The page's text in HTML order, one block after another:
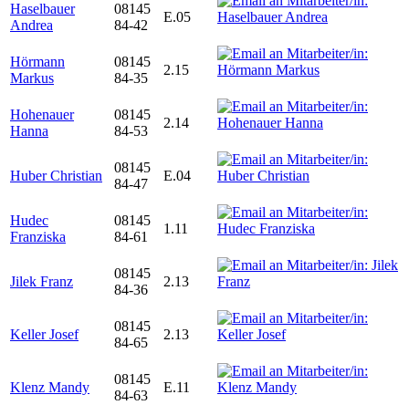
Haselbauer
Andrea
08145
84-42
E.05
Hörmann
Markus
08145
84-35
2.15
Hohenauer
Hanna
08145
84-53
2.14
Huber Christian
08145
84-47
E.04
Hudec
Franziska
08145
84-61
1.11
Jilek Franz
08145
84-36
2.13
Keller Josef
08145
84-65
2.13
Klenz Mandy
08145
84-63
E.11